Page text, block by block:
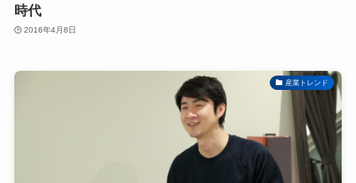
時代
2016年4月8日
産業トレンド